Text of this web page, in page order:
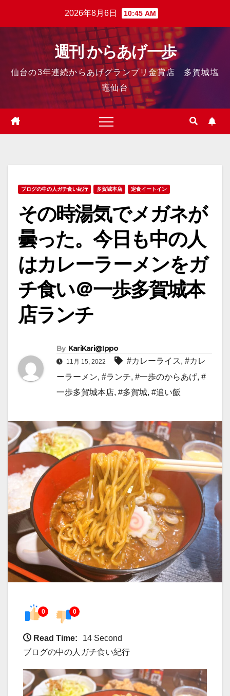
2026年8月6日 10:45 AM
週刊 からあげ一歩
仙台の3年連続からあげグランプリ金賞店 多賀城塩
竈仙台
ブログの中の人ガチ食い紀行 多賀城本店 定食イートイン
その時湯気でメガネが
曇った。今日も中の人
はカレーラーメンをガ
チ食い＠一歩多賀城本
店ランチ
By KariKari@Ippo
11月 15, 2022 #カレーライス, #カレ
ーラーメン, #ランチ, #一歩のからあげ, #
一歩多賀城本店, #多賀城, #追い飯
0 0
Read Time:
14 Second
ブログの中の人ガチ食い紀行